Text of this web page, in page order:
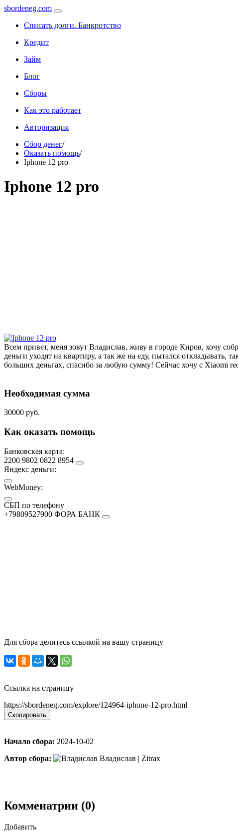
sbordeneg.com
Списать долги. Банкротство
Кредит
Займ
Блог
Сборы
Как это работает
Авторизация
Сбор денег/
Оказать помощь/
Iphone 12 pro
Iphone 12 pro
Всем привет, меня зовут Владислав, живу в городе Киров, хочу
деньги уходят на квартиру, а так же на еду, пытался откладывать,
больших деньгах, спасибо за любую сумму! Сейчас хочу с
Необходимая сумма
30000 руб.
Как оказать помощь
Банковская карта:
2200 9802 0822 8954
Яндекс деньги:
WebMoney:
СБП по телефону
+79809527900 ФОРА БАНК
Для сбора делитесь ссылкой на вашу страницу
Ссылка на страницу
https://sbordeneg.com/explore/124964-iphone-12-pro.html
Скопировать
Начало сбора: 2024-10-02
Автор сбора:
Владислав | Zitrax
Комменатрии (0)
Добавить